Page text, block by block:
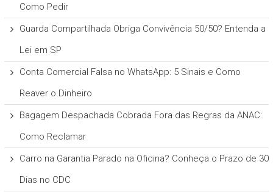
Como Pedir
Guarda Compartilhada Obriga Convivência 50/50? Entenda a
Lei em SP
Conta Comercial Falsa no WhatsApp: 5 Sinais e Como
Reaver o Dinheiro
Bagagem Despachada Cobrada Fora das Regras da ANAC:
Como Reclamar
Carro na Garantia Parado na Oficina? Conheça o Prazo de 30
Dias no CDC